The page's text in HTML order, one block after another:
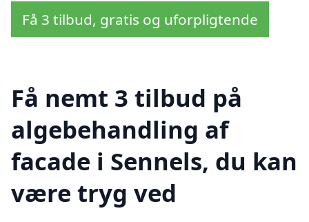
Få 3 tilbud, gratis og uforpligtende
Få nemt 3 tilbud på
algebehandling af
facade i Sennels, du kan
være tryg ved